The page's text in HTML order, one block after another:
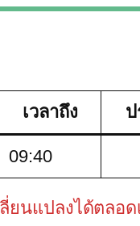
เวลาถึง ป
09:40
ยนแปลงได้ตลอ